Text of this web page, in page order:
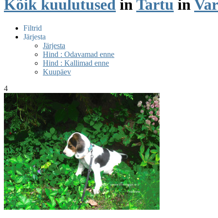
Kõik kuulutused in Tartu in
Filtrid
Järjesta
Järjesta
Hind : Odavamad enne
Hind : Kallimad enne
Kuupäev
4